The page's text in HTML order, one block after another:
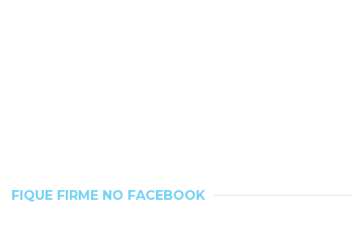
FIQUE FIRME NO FACEBOOK